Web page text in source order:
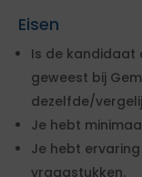
Eisen
Is de kandidaat
geweest bij
dezelfde/
Je hebt
Je hebt
vraagstukken.